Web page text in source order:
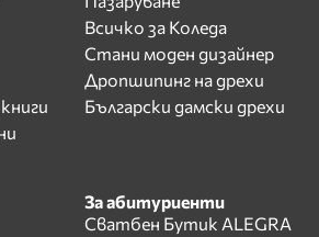
Всичко за Коледа
Стани моден дизайнер
Дропшипинг на дрехи
Български дамски дрехи
За абитуриенти
Сватбен Бутик ALEGRA